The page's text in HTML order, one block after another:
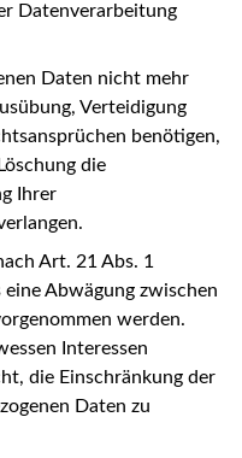
Datenverarbeitung
Daten nicht mehr
Verteidigung
benötigen,
die
Ihrer
Art. 21 Abs. 1
eine Abwägung zwischen
werden.
Interessen
die Einschränkung der
Daten zu